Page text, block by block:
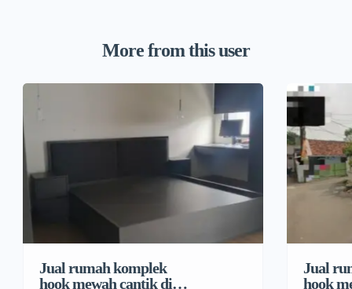
More from this user
Jual rumah komplek
hook mewah cantik di
Jual
hook